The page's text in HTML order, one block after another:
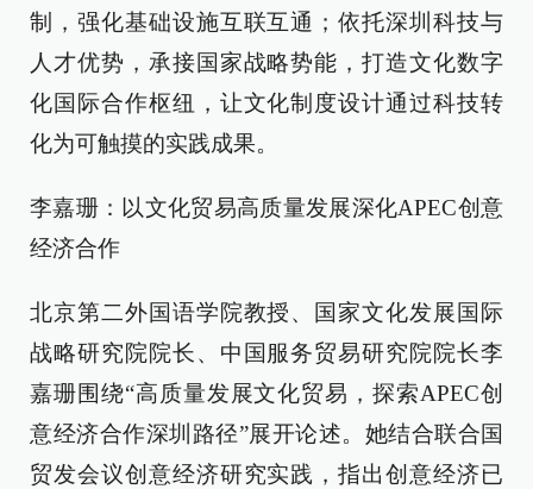
制，强化基础设施互联互通；依托深圳科技与
人才优势，承接国家战略势能，打造文化数字
化国际合作枢纽，让文化制度设计通过科技转
化为可触摸的实践成果。
李嘉珊：以文化贸易高质量发展深化APEC创意
经济合作
北京第二外国语学院教授、国家文化发展国际
战略研究院院长、中国服务贸易研究院院长李
嘉珊围绕“高质量发展文化贸易，探索APEC创
意经济合作深圳路径”展开论述。她结合联合国
贸发会议创意经济研究实践，指出创意经济已